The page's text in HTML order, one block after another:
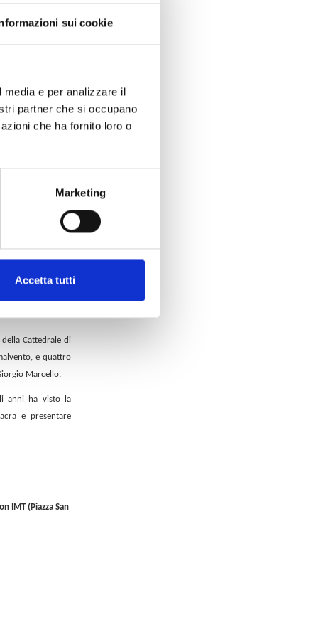
sui cookie
e per analizzare il
partner che si occupano
che ha fornito loro o
Marketing
Accetta tutti
San Francesco,
direttore della
Santa alla
Creature con il
per soli, coro
esperienze ha
Cattedrale di
e quattro
Marcello.
anni ha visto la
e presentare
IMT (Piazza San